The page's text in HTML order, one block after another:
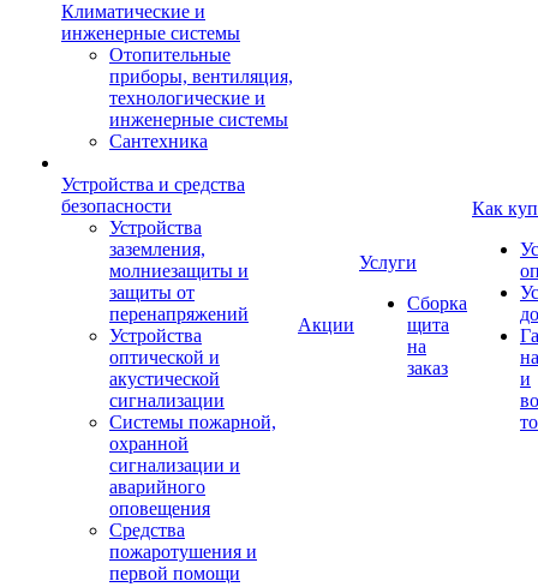
Климатические и
инженерные системы
Отопительные
приборы, вентиляция,
технологические и
инженерные системы
Сантехника
Устройства и средства
безопасности
Устройства
заземления,
молниезащиты и
защиты от
перенапряжений
Устройства
оптической и
акустической
сигнализации
Системы пожарной,
охранной
сигнализации и
аварийного
оповещения
Средства
пожаротушения и
первой помощи
Акции
Услуги
Сборка
щита
на
заказ
Как
и